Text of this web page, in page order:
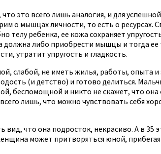
это всего лишь аналогия, и для
о мышцах личности, то есть о ресурсах.
ребенка, ее кожа сохраняет
либо приобрести мышцы и тогда ее
утратит упругость и гладкость.
слабой, не иметь жилья, работы, опыта и
(и детство) и готово делиться.
беспомощной и никто не скажет, что
лишь, что можно чувствовать себя
что она подросток, некрасиво. А в 35
может притворяться юной,